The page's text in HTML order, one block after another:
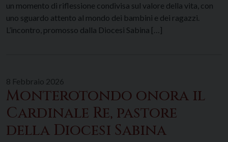
un momento di riflessione condivisa sul valore della vita, con
uno sguardo attento al mondo dei bambini e dei ragazzi.
L’incontro, promosso dalla Diocesi Sabina […]
8 Febbraio 2026
Monterotondo onora il
Cardinale Re, pastore
della Diocesi Sabina